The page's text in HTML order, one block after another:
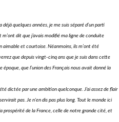
quelques années, je me suis séparé d’un parti
dit que j’avais modifié ma ligne de conduite
aimable et courtoise. Néanmoins, ils m’ont été
que depuis vingt-cinq ans que je suis dans cette
époque, que l’union des Français nous avait donné la
dictée par une ambition quelconque. J’ai assez de flair
pas. Je n'en dis pas plus long. Tout le monde ici
prospérité de la France, celle de notre grande cité, et